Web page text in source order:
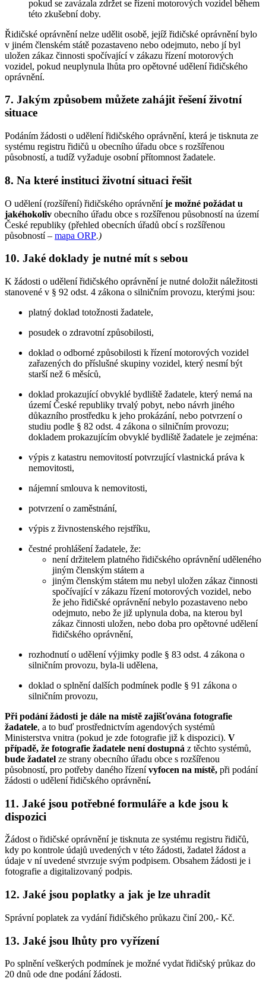
pokud se zavázala zdržet se řízení motorových vozidel během
této zkušební doby.
Řidičské oprávnění nelze udělit osobě, jejíž řidičské oprávnění bylo
v jiném členském státě pozastaveno nebo odejmuto, nebo jí byl
uložen zákaz činnosti spočívající v zákazu řízení motorových
vozidel, pokud neuplynula lhůta pro opětovné udělení řidičského
oprávnění.
7. Jakým způsobem můžete zahájit řešení životní
situace
Podáním žádosti o udělení řidičského oprávnění, která je tisknuta ze
systému registru řidičů u obecního úřadu obce s rozšířenou
působností, a tudíž vyžaduje osobní přítomnost žadatele.
8. Na které instituci životní situaci řešit
O udělení (rozšíření) řidičského oprávněníje možné požádat u
jakéhokoliv obecního úřadu obce s rozšířenou působností na území
České republiky (přehled obecních úřadů obcí s rozšířenou
působností – mapa ORP.)
10. Jaké doklady je nutné mít s sebou
K žádosti o udělení řidičského oprávnění je nutné doložit náležitosti
stanovené v § 92 odst. 4 zákona o silničním provozu, kterými jsou:
platný doklad totožnosti žadatele,
posudek o zdravotní způsobilosti,
doklad o odborné způsobilosti k řízení motorových vozidel
zařazených do příslušné skupiny vozidel, který nesmí být
starší než 6 měsíců,
doklad prokazující obvyklé bydliště žadatele, který nemá na
území České republiky trvalý pobyt, nebo návrh jiného
důkazního prostředku k jeho prokázání, nebo potvrzení o
studiu podle § 82 odst. 4 zákona o silničním provozu;
dokladem prokazujícím obvyklé bydliště žadatele je zejména:
výpis z katastru nemovitostí potvrzující vlastnická práva k
nemovitosti,
nájemní smlouva k nemovitosti,
potvrzení o zaměstnání,
výpis z živnostenského rejstříku,
čestné prohlášení žadatele, že:
není držitelem platného řidičského oprávnění uděleného
jiným členským státem a
jiným členským státem mu nebyl uložen zákaz činnosti
spočívající v zákazu řízení motorových vozidel, nebo
že jeho řidičské oprávnění nebylo pozastaveno nebo
odejmuto, nebo že již uplynula doba, na kterou byl
zákaz činnosti uložen, nebo doba pro opětovné udělení
řidičského oprávnění,
rozhodnutí o udělení výjimky podle § 83 odst. 4 zákona o
silničním provozu, byla-li udělena,
doklad o splnění dalších podmínek podle § 91 zákona o
silničním provozu,
Při podání žádosti je dále na místě zajišťována fotografie
žadatele, a to buď prostřednictvím agendových systémů
Ministerstva vnitra (pokud je zde fotografie již k dispozici). V
případě, že fotografie žadatele není dostupná z těchto systémů,
bude žadatel ze strany obecního úřadu obce s rozšířenou
působností, pro potřeby daného řízenívyfocen na místě, při podání
žádosti o udělení řidičského oprávnění.
11. Jaké jsou potřebné formuláře a kde jsou k
dispozici
Žádost o řidičské oprávnění je tisknuta ze systému registru řidičů,
kdy po kontrole údajů uvedených v této žádosti, žadatel žádost a
údaje v ní uvedené stvrzuje svým podpisem. Obsahem žádosti je i
fotografie a digitalizovaný podpis.
12. Jaké jsou poplatky a jak je lze uhradit
Správní poplatek za vydání řidičského průkazu činí 200,- Kč.
13. Jaké jsou lhůty pro vyřízení
Po splnění veškerých podmínek je možné vydat řidičský průkaz do
20 dnů ode dne podání žádosti.